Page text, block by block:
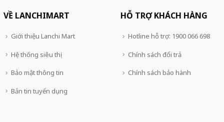
VỀ LANCHIMART
Giới thiệu Lanchi Mart
Hệ thống siêu thị
Bảo mật thông tin
Bản tin tuyển dụng
HỖ TRỢ KHÁCH HÀNG
Hotline hỗ trợ: 1900 066 698
Chính sách đổi trả
Chính sách bảo hành